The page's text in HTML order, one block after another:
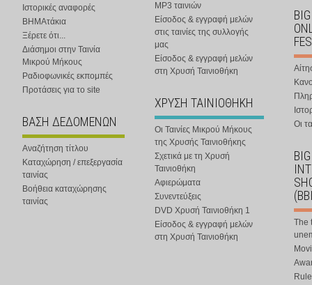
Ιστορικές αναφορές
ΒΗΜΑτάκια
Ξέρετε ότι...
Διάσημοι στην Ταινία
Μικρού Μήκους
Ραδιοφωνικές εκπομπές
Προτάσεις για το site
ΒΑΣΗ ΔΕΔΟΜΕΝΩΝ
Αναζήτηση τίτλου
Καταχώρηση / επεξεργασία
ταινίας
Βοήθεια καταχώρησης
ταινίας
MP3 ταινιών
Είσοδος & εγγραφή μελών
στις ταινίες της συλλογής
μας
Είσοδος & εγγραφή μελών
στη Χρυσή Ταινιοθήκη
ΧΡΥΣΗ ΤΑΙΝΙΟΘΗΚΗ
Οι Ταινίες Μικρού Μήκους
της Χρυσής Ταινιοθήκης
Σχετικά με τη Χρυσή
Ταινιοθήκη
Αφιερώματα
Συνεντεύξεις
DVD Χρυσή Ταινιοθήκη 1
Είσοδος & εγγραφή μελών
στη Χρυσή Ταινιοθήκη
Οι
The